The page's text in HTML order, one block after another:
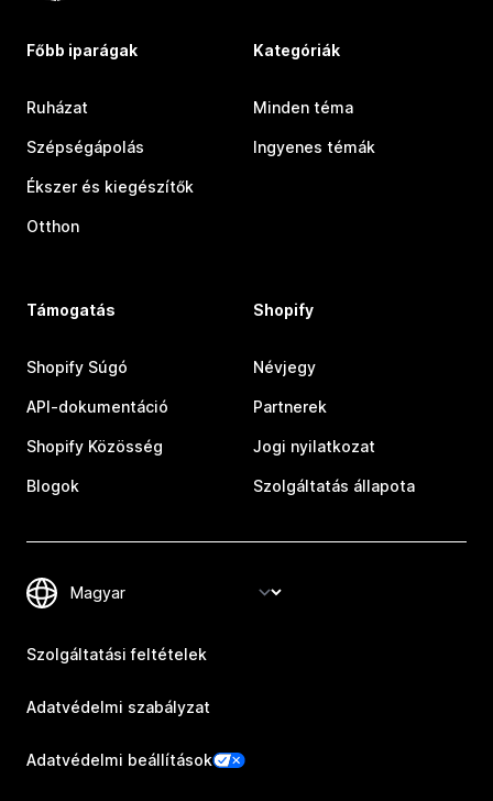
Főbb iparágak
Ruházat
Szépségápolás
Ékszer és kiegészítők
Otthon
Kategóriák
Minden téma
Ingyenes témák
Támogatás
Shopify Súgó
API-dokumentáció
Shopify Közösség
Blogok
Shopify
Névjegy
Partnerek
Jogi nyilatkozat
Szolgáltatás állapota
Szolgáltatási feltételek
Adatvédelmi szabályzat
Adatvédelmi beállítások